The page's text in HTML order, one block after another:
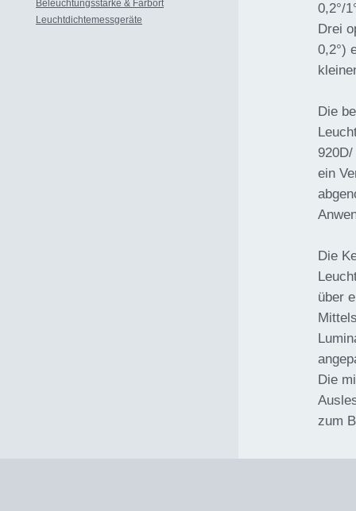
Beleuchtungsstärke & Farbort
Leuchtdichtemessgeräte
0,2°/
Drei
0,2°)
Die
ein
Die
über
Die
zum